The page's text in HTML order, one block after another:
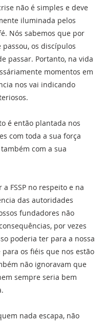
não é simples e deve
iluminada pelos
Nós sabemos que por
os discípulos
passar. Portanto, na vida
momentos em
nos vai indicando
é então plantada nos
com toda a sua força
com a sua
a FSSP no respeito e na
das autoridades
fundadores não
por vezes
poderia ter para a nossa
os fiéis que nos estão
não ignoravam que
sempre seria bem
nada escapa, não